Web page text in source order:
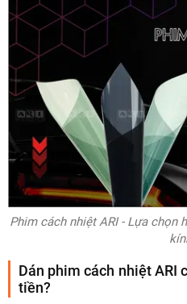
Phim cách nhiệt ARI - Lựa chọn
Dán phim cách nhiệt ARI
tiền?